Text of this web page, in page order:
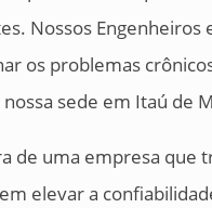
Nossos
os problemas
sede em Itaú de
de uma empresa que
elevar a